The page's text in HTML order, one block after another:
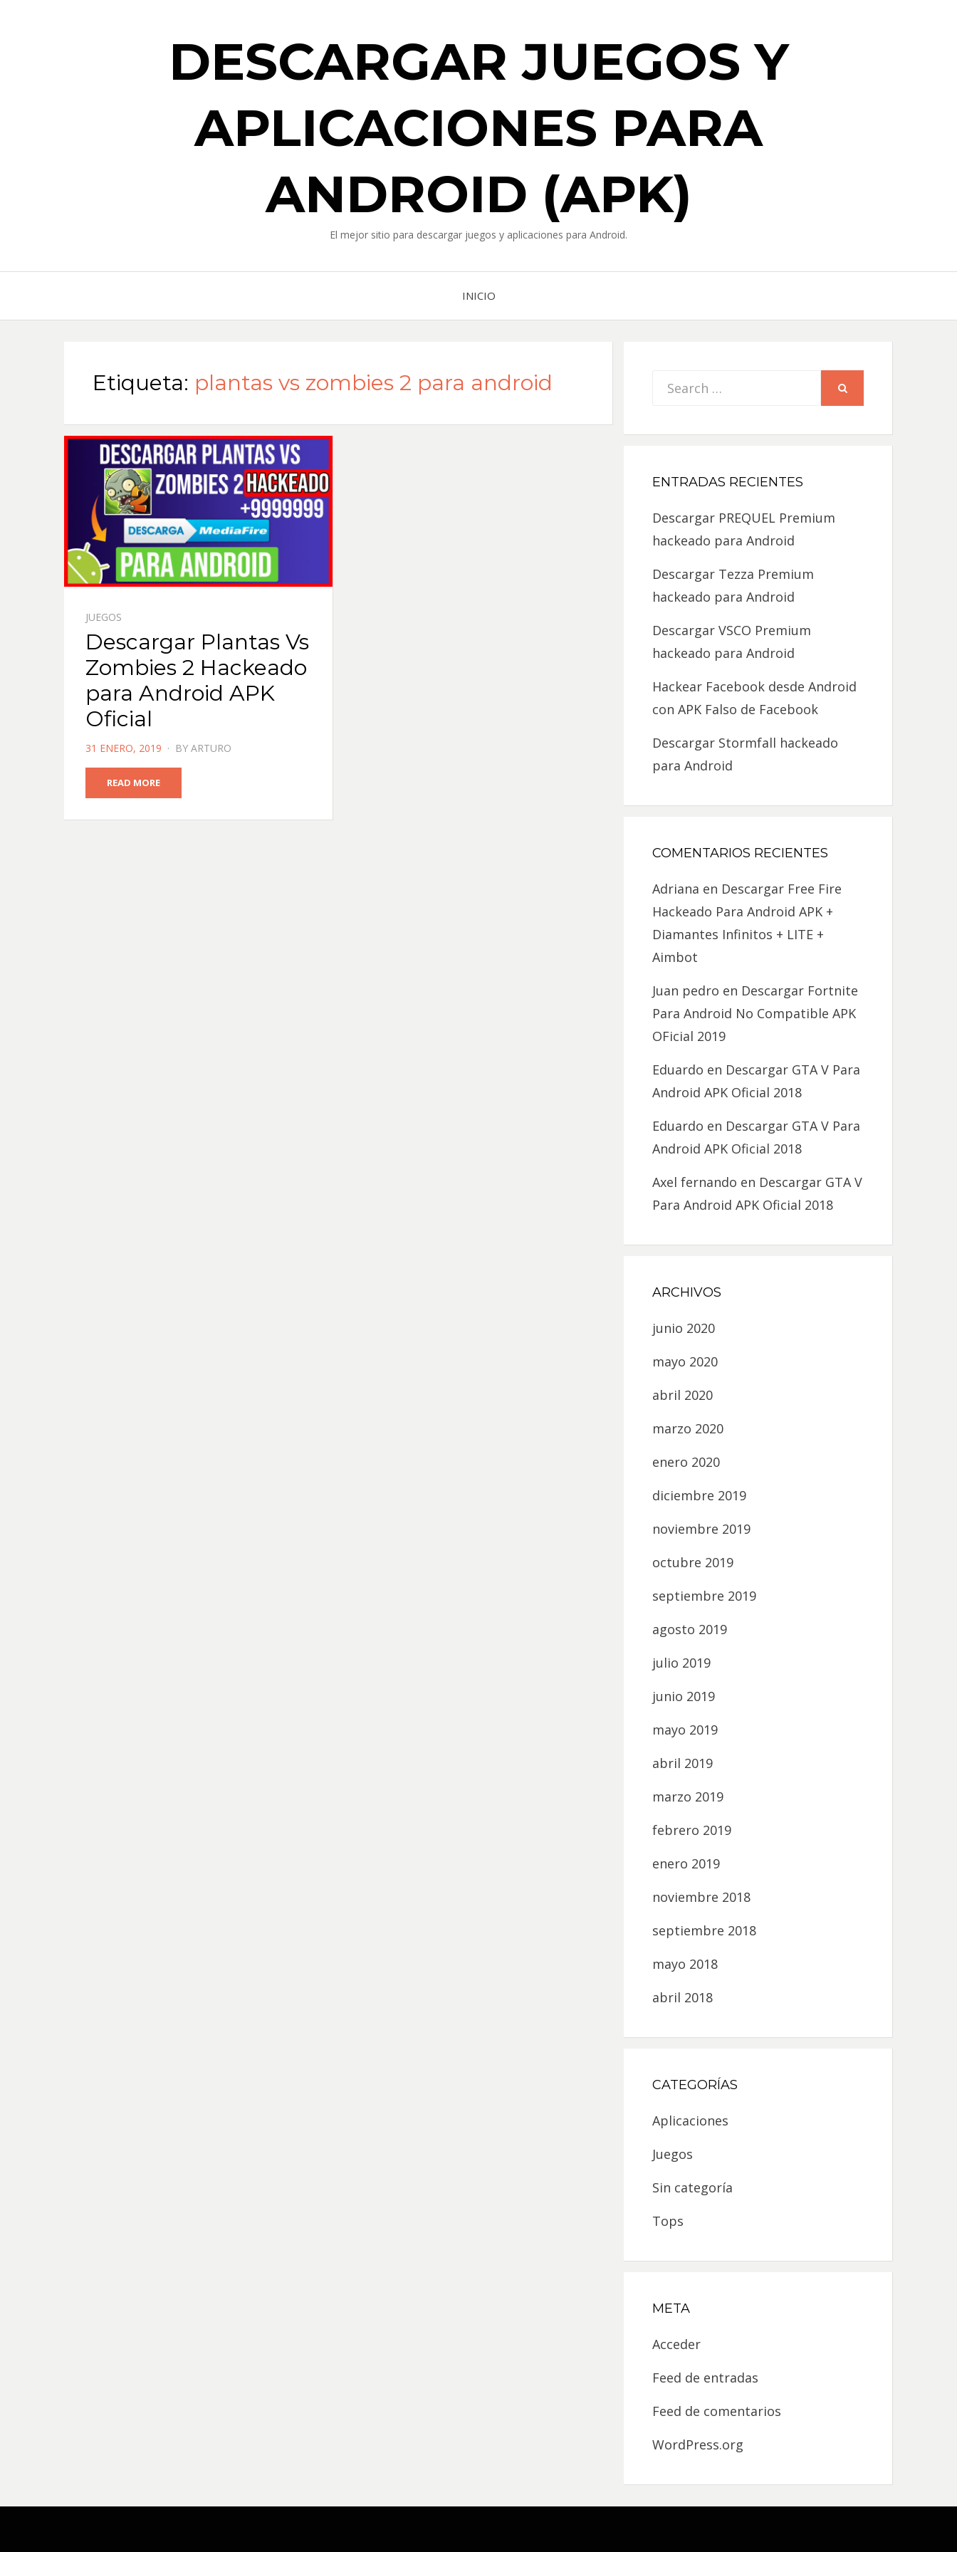
DESCARGAR JUEGOS Y
APLICACIONES PARA
ANDROID (APK)
El mejor sitio para descargar juegos y aplicaciones para Android.
INICIO
Etiqueta: plantas vs zombies 2 para android
JUEGOS
Descargar Plantas Vs
Zombies 2 Hackeado
para Android APK
Oficial
POSTED
ON
31 ENERO, 2019 BY ARTURO
READ MORE
Search
ENTRADAS RECIENTES
Descargar PREQUEL Premium
hackeado para Android
Descargar Tezza Premium
hackeado para Android
Descargar VSCO Premium
hackeado para Android
Hackear Facebook desde Android
con APK Falso de Facebook
Descargar Stormfall hackeado
para Android
COMENTARIOS RECIENTES
Adriana en Descargar Free Fire
Hackeado Para Android APK +
Diamantes Infinitos + LITE +
Aimbot
Juan pedro en Descargar Fortnite
Para Android No Compatible APK
OFicial 2019
Eduardo en Descargar GTA V Para
Android APK Oficial 2018
Eduardo en Descargar GTA V Para
Android APK Oficial 2018
Axel fernando en Descargar GTA V
Para Android APK Oficial 2018
ARCHIVOS
junio 2020
mayo 2020
abril 2020
marzo 2020
enero 2020
diciembre 2019
noviembre 2019
octubre 2019
septiembre 2019
agosto 2019
julio 2019
junio 2019
mayo 2019
abril 2019
marzo 2019
febrero 2019
enero 2019
noviembre 2018
septiembre 2018
mayo 2018
abril 2018
CATEGORÍAS
Aplicaciones
Juegos
Sin categoría
Tops
META
Acceder
Feed de entradas
Feed de comentarios
WordPress.org